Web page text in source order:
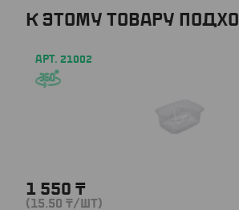
К ЭТОМУ ТОВАРУ
АРТ. 21002
1 550 ₸
(15.50 ₸/ШТ)